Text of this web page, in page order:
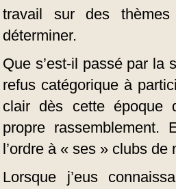
travail sur des
déterminer.
Que s’est-il passé par la
refus catégorique à
clair dès cette époque
propre
l’ordre à « ses » clubs de
Lorsque j’eus